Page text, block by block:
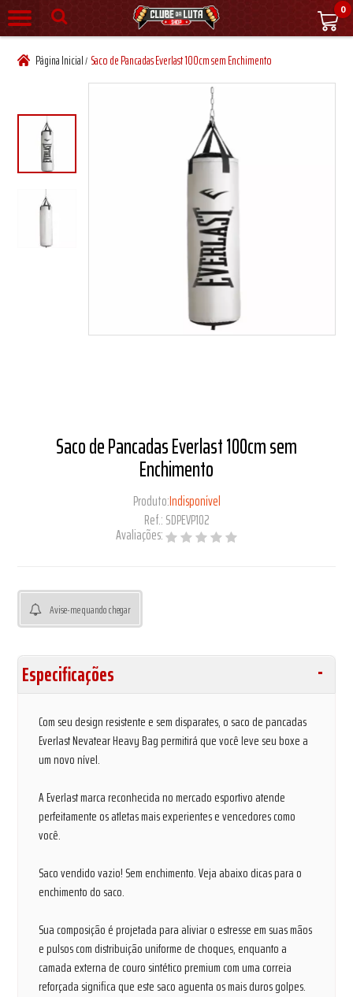
0
Página Inicial/ Saco de Pancadas Everlast 100cm sem Enchimento
Saco de Pancadas Everlast 100cm sem
Enchimento
Produto:Indisponível
Ref.:SDPEVP102
Avaliações:
Avise-me quando chegar
Especificações
Com seu design resistente e sem disparates, o saco de pancadas
Everlast Nevatear Heavy Bag permitirá que você leve seu boxe a
um novo nível.
A Everlast marca reconhecida no mercado esportivo atende
perfeitamente os atletas mais experientes e vencedores como
você.
Saco vendido vazio! Sem enchimento. Veja abaixo dicas para o
enchimento do saco.
Sua composição é projetada para aliviar o estresse em suas mãos
e pulsos com distribuição uniforme de choques, enquanto a
camada externa de couro sintético premium com uma correia
reforçada significa que este saco aguenta os mais duros golpes.